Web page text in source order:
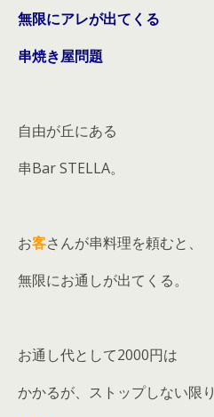
無限にアレが出てくる
串焼き屋問題
自由が丘にある
串Bar STELLA。
お客さんが串料理を頼むと、
無限にお通しが出てくる。
お通し代として2000円は
かかるが、ストップしない限り